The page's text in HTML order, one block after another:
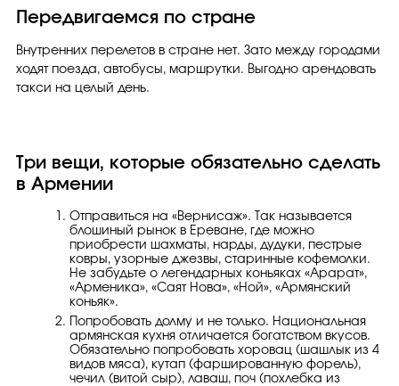
Передвигаемся по стране
Внутренних перелетов в стране нет. Зато между городами
ходят поезда, автобусы, маршрутки. Выгодно арендовать
такси на целый день.
Три вещи, которые обязательно сделать
в Армении
Отправиться на «Вернисаж». Так называется
блошиный рынок в Ереване, где можно
приобрести шахматы, нарды, дудуки, пестрые
ковры, узорные джезвы, старинные кофемолки.
Не забудьте о легендарных коньяках «Арарат»,
«Арменика», «Саят Нова», «Ной», «Армянский
коньяк».
Попробовать долму и не только. Национальная
армянская кухня отличается богатством вкусов.
Обязательно попробовать хоровац (шашлык из 4
видов мяса), кутап (фаршированную форель),
чечил (витой сыр), лаваш, поч (похлебка из